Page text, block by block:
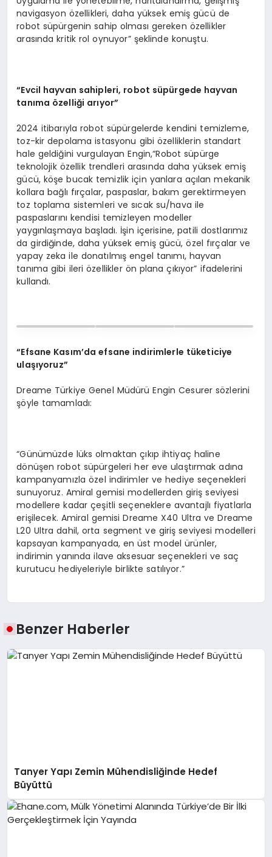
navigasyon özellikleri, daha yüksek emiş gücü de
robot süpürgenin sahip olması gereken özellikler
arasında kritik rol oynuyor” şeklinde konuştu.
“Evcil hayvan sahipleri, robot süpürgede hayvan
tanıma özelliği arıyor”
2024 itibarıyla robot süpürgelerde kendini temizleme,
toz-kir depolama istasyonu gibi özelliklerin standart
hale geldiğini vurgulayan Engin,“Robot süpürge
teknolojik özellik trendleri arasında daha yüksek emiş
gücü, köşe bucak temizlik için yanlara açılan mekanik
kollara bağlı fırçalar, paspaslar, bakım gerektirmeyen
toz toplama sistemleri ve sıcak su/hava ile
paspaslarını kendisi temizleyen modeller
yaygınlaşmaya başladı. İşin içerisine, patili dostlarımız
da girdiğinde, daha yüksek emiş gücü, özel fırçalar ve
yapay zeka ile donatılmış engel tanımı, hayvan
tanıma gibi ileri özellikler ön plana çıkıyor” ifadelerini
kullandı.
“Efsane Kasım’da efsane indirimlerle tüketiciye
ulaşıyoruz”
Dreame Türkiye Genel Müdürü Engin Cesurer sözlerini
şöyle tamamladı:
“Günümüzde lüks olmaktan çıkıp ihtiyaç haline
dönüşen robot süpürgeleri her eve ulaştırmak adına
kampanyamızla özel indirimler ve hediye seçenekleri
sunuyoruz. Amiral gemisi modellerden giriş seviyesi
modellere kadar çeşitli seçeneklere avantajlı fiyatlarla
erişilecek. Amiral gemisi Dreame X40 Ultra ve Dreame
L20 Ultra dahil, orta segment ve giriş seviyesi modelleri
kapsayan kampanyada, en üst model ürünler,
indirimin yanında ilave aksesuar seçenekleri ve saç
kurutucu hediyeleriyle birlikte satılıyor.”
Benzer Haberler
Tanyer Yapı Zemin Mühendisliğinde Hedef
Büyüttü